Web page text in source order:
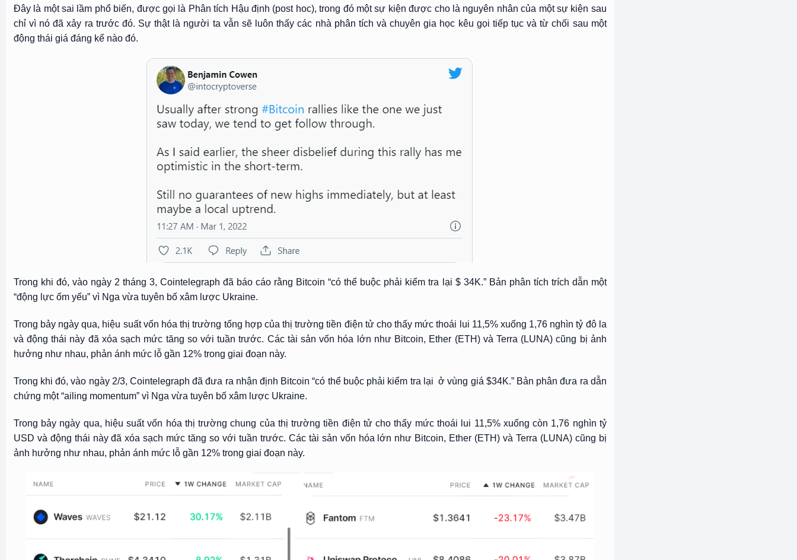
Đây là một sai lầm phổ biến, được gọi là Phân tích Hậu định (post hoc), trong đó một sự kiện được cho là nguyên nhân của một sự kiện sau
chỉ vì nó đã xảy ra trước đó. Sự thật là người ta vẫn sẽ luôn thấy các nhà phân tích và chuyên gia học kêu gọi tiếp tục và từ chối sau một
động thái giá đáng kể nào đó.
Trong khi đó, vào ngày 2 tháng 3, Cointelegraph đã báo cáo rằng Bitcoin “có thể buộc phải kiểm tra lại $ 34K.” Bản phân tích trích dẫn một
“động lực ốm yếu” vì Nga vừa tuyên bố xâm lược Ukraine.
Trong bảy ngày qua, hiệu suất vốn hóa thị trường tổng hợp của thị trường tiền điện tử cho thấy mức thoái lui 11,5% xuống 1,76 nghìn tỷ đô la
và động thái này đã xóa sạch mức tăng so với tuần trước. Các tài sản vốn hóa lớn như Bitcoin, Ether (ETH) và Terra (LUNA) cũng bị ảnh
hưởng như nhau, phản ánh mức lỗ gần 12% trong giai đoạn này.
Trong khi đó, vào ngày 2/3, Cointelegraph đã đưa ra nhận định Bitcoin “có thể buộc phải kiểm tra lại ở vùng giá $34K.” Bản phân đưa ra dẫn
chứng một “ailing momentum” vì Nga vừa tuyên bố xâm lược Ukraine.
Trong bảy ngày qua, hiệu suất vốn hóa thị trường chung của thị trường tiền điện tử cho thấy mức thoái lui 11,5% xuống còn 1,76 nghìn tỷ
USD và động thái này đã xóa sạch mức tăng so với tuần trước. Các tài sản vốn hóa lớn như Bitcoin, Ether (ETH) và Terra (LUNA) cũng bị
ảnh hưởng như nhau, phản ánh mức lỗ gần 12% trong giai đoạn này.